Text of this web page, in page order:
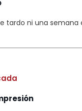
tardo ni una semana